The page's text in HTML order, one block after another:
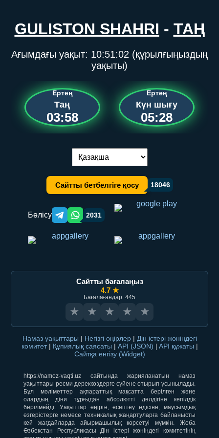
GULISTON SHAHRI - ТАҢ
Ағымдағы уақыт: 10:51:02 (құрылғыңыздың
уақыты)
Ертең
Таң
03:58
Ертең
Күн шығу
05:28
Тілді ауыстыру:
Сайтты бетбелгіге қосу 18046
Бөлісу Telegram orqali ulashish
WhatsApp orqali ulashish
2031
Сайтты бағалаңыз
4.7 ★
Бағалағандар: 445
★ ★ ★ ★ ★
Намаз уақыттары | Негізгі өңірлер | Дін істері жөніндегі
комитет | Құпиялық саясаты | API (JSON) | API құжаты |
Сайтқа енгізу (Widget)
https://namoz-vaqti.uz сайтында жарияланатын намаз
уақыттары ресми дереккөздерге сүйене отырып ұсынылады.
Бұл мәліметтер ақпараттық мақсатта берілген және
олардың діни тұрғыдан абсолютті дәлдігіне кепілдік
берілмейді. Уақыттар өңірге, есептеу әдісіне, маусымдық
өзгерістерге немесе техникалық жаңартуларға байланысты
кей жағдайларда айырмашылық көрсетуі мүмкін. Жоба
Өзбекстан Республикасы Дін істері жөніндегі комитетінің